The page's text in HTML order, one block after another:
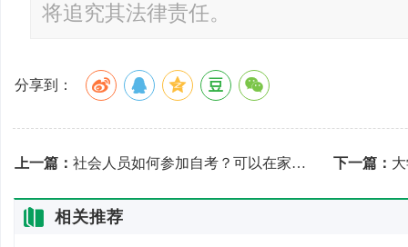
将追究其法律责任。
分享到：
上一篇： 社会人员如何参加自考？可以在家学习吗？ 下一篇：
相关推荐